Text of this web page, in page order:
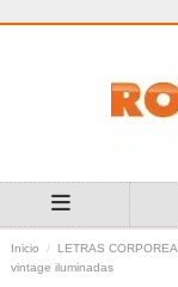
Inicio LETRAS
vintage iluminadas